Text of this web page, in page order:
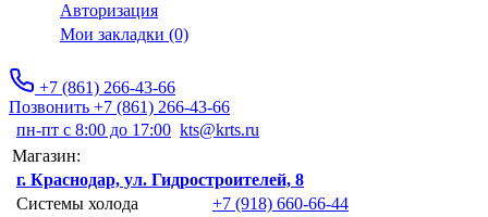
Авторизация
Мои закладки (0)
+7 (861) 266-43-66
Позвонить +7 (861) 266-43-66
пн-пт с 8:00 до 17:00 kts@krts.ru
Магазин:
г. Краснодар, ул. Гидростроителей, 8
Системы холода
+7 (918) 660-66-44